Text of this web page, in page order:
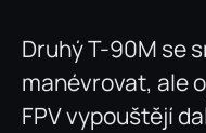
Druhý T-90M se
manévrovat, ale
FPV vypouštějí